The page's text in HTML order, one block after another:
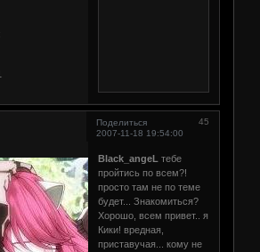
Поделиться
45
2007-11-18 19:54:00
Black_angeL тебе
пройтись по всем?!
просто там не по теме
будет... Знакомиться?
Хорошо, всем привет.. я
Кики! вредная,
приставучая... кому не